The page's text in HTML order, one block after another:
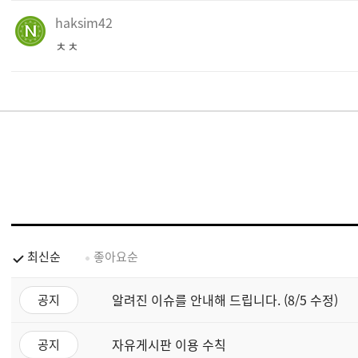
haksim42
ㅊㅊ
최신순 좋아요순
공지 알려진 이슈를 안내해 드립니다. (8/5 수정)
공지 자유게시판 이용 수칙